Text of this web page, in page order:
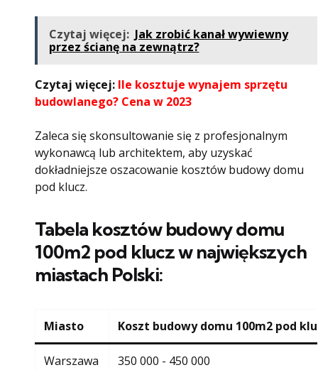
Czytaj więcej: Jak zrobić kanał wywiewny
przez ścianę na zewnątrz?
Czytaj więcej: Ile kosztuje wynajem sprzętu
budowlanego? Cena w 2023
Zaleca się skonsultowanie się z profesjonalnym
wykonawcą lub architektem, aby uzyskać
dokładniejsze oszacowanie kosztów budowy domu
pod klucz.
Tabela kosztów budowy domu
100m2 pod klucz w największych
miastach Polski:
Miasto Koszt budowy domu 100m2 pod
Warszawa 350 000 - 450 000